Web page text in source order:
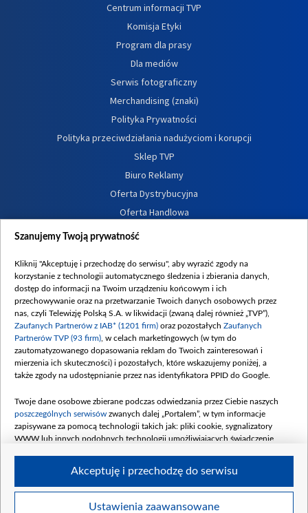
Centrum informacji TVP
Komisja Etyki
Program dla prasy
Dla mediów
Serwis fotograficzny
Merchandising (znaki)
Polityka Prywatności
Polityka przeciwdziałania nadużyciom i korupcji
Sklep TVP
Biuro Reklamy
Oferta Dystrybucyjna
Oferta Handlowa
Dostępność
Procedura zgłoszeń wewnętrznych
Szanujemy Twoją prywatność
Kliknij "Akceptuję i przechodzę do serwisu", aby wyrazić zgody na
korzystanie z technologii automatycznego śledzenia i zbierania danych,
dostęp do informacji na Twoim urządzeniu końcowym i ich
przechowywanie oraz na przetwarzanie Twoich danych osobowych przez
nas, czyli Telewizję Polską S.A. w likwidacji (zwaną dalej również „TVP”),
Zaufanych Partnerów z IAB* (1201 firm) oraz pozostałych Zaufanych
Partnerów TVP (93 firm) , w celach marketingowych (w tym do
zautomatyzowanego dopasowania reklam do Twoich zainteresowań i
mierzenia ich skuteczności) i pozostałych, które wskazujemy poniżej, a
także zgody na udostępnianie przez nas identyfikatora PPID do Google.
Twoje dane osobowe zbierane podczas odwiedzania przez Ciebie naszych
poszczególnych serwisów zwanych dalej „Portalem”, w tym informacje
zapisywane za pomocą technologii takich jak: pliki cookie, sygnalizatory
WWW lub innych podobnych technologii umożliwiających świadczenie
Twoje dane osobowe zbierane podczas odwiedzania przez Ciebie
Ustawienia zaawansowane
Akceptuję i przechodzę do serwisu